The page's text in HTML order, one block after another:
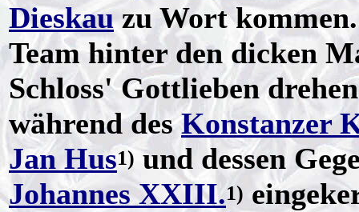
Dieskauzu Wort
Team hinter den dicken
Schloss' Gottlieben
während desKonstanzer
Jan Hus1) und dessen
Johannes XXIII.1)